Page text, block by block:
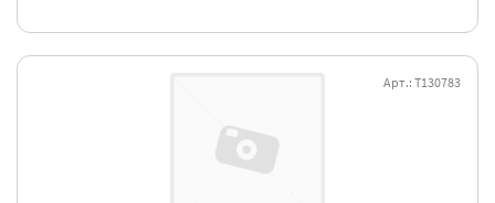
Арт.: Т130783